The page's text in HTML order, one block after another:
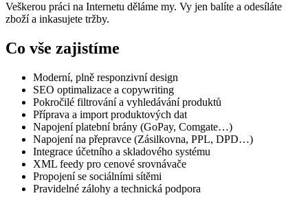
Veškerou práci na Internetu děláme my. Vy jen balíte a odesíláte
zboží a inkasujete tržby.
Co vše zajistíme
Moderní, plně responzivní design
SEO optimalizace a copywriting
Pokročilé filtrování a vyhledávání produktů
Příprava a import produktových dat
Napojení platební brány (GoPay, Comgate…)
Napojení na přepravce (Zásilkovna, PPL, DPD…)
Integrace účetního a skladového systému
XML feedy pro cenové srovnávače
Propojení se sociálními sítěmi
Pravidelné zálohy a technická podpora